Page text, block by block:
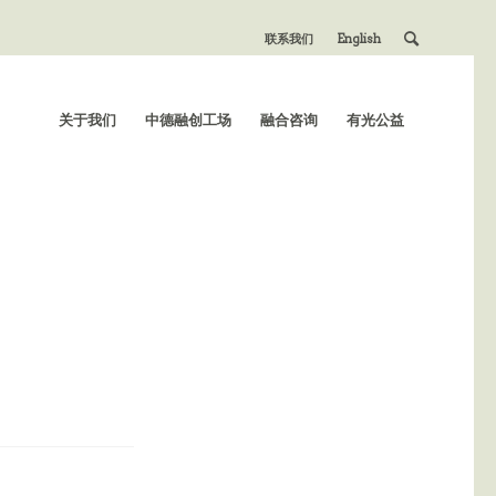
联系我们 English
关于我们 中德融创工场 融合咨询 有光公益